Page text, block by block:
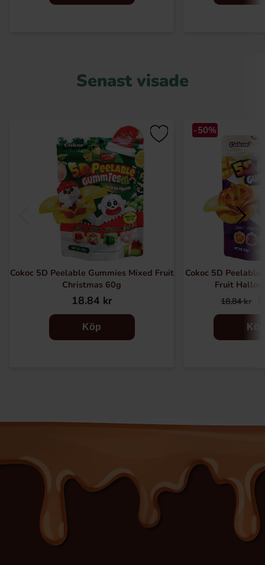
Senast visade
Cokoc 5D Peelable Gummies Mixed Fruit
Christmas 60g
18.84 kr
Köp
-50%
Cokoc 5D Peelable
Fruit
18.84 kr
Köp